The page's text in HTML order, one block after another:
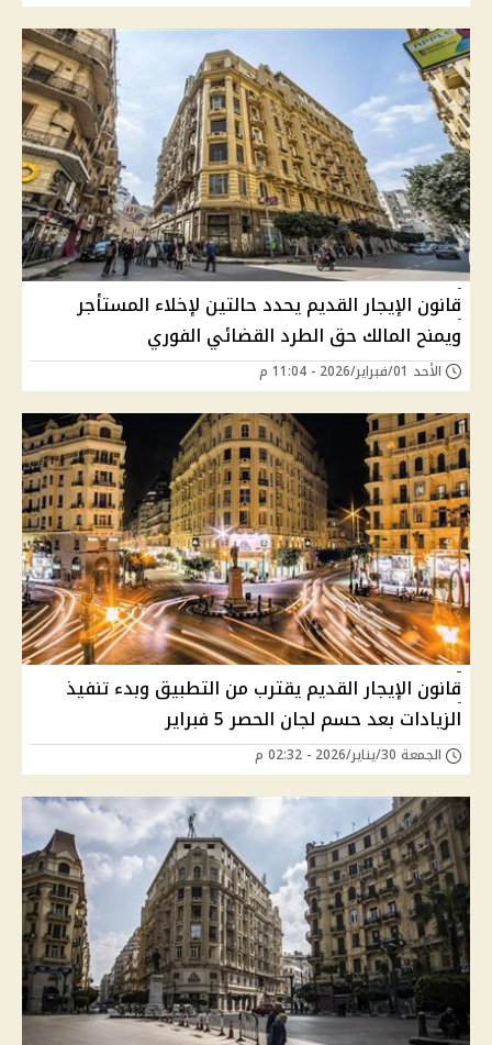
قانون الإيجار القديم يحدد حالتين لإخلاء المستأجر
ويمنح المالك حق الطرد القضائي الفوري
الأحد 01/فبراير/2026 - 11:04 م
قانون الإيجار القديم يقترب من التطبيق وبدء تنفيذ
الزيادات بعد حسم لجان الحصر 5 فبراير
الجمعة 30/يناير/2026 - 02:32 م